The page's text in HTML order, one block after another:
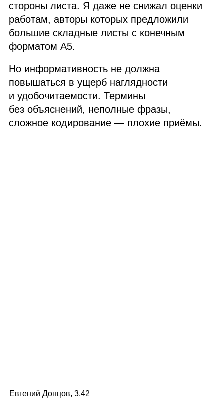
стороны листа. Я даже не снижал оценки
работам, авторы которых предложили
большие складные листы с конечным
форматомA5.
Но информативность не должна
повышаться в ущерб наглядности
и удобочитаемости. Термины
без объяснений, неполные фразы,
сложное кодирование — плохие приёмы.
Евгений Донцов, 3,42